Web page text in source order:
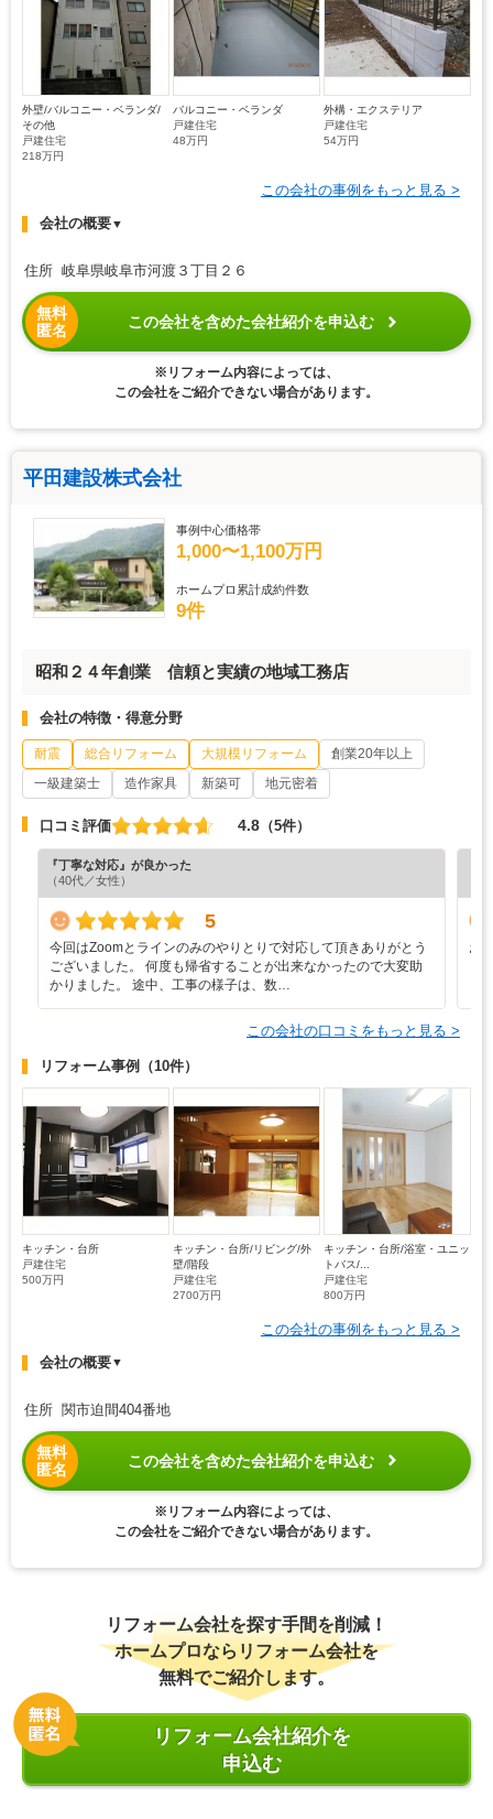
外壁/バルコニー・ベランダ/
その他
戸建住宅
218万円
バルコニー・ベランダ
戸建住宅
48万円
外構・エクステリア
戸建住宅
54万円
この会社の事例をもっと見る >
会社の概要▼
住所 岐阜県岐阜市河渡３丁目２６
無料
匿名
この会社を含めた会社紹介を申込む
※リフォーム内容によっては、
この会社をご紹介できない場合があります。
平田建設株式会社
事例中心価格帯
1,000〜1,100万円
ホームプロ累計成約件数
9件
昭和２４年創業 信頼と実績の地域工務店
会社の特徴・得意分野
耐震 総合リフォーム 大規模リフォーム
創業20年以上
一級建築士
造作家具 新築可 地元密着
口コミ評価 4.8 （5件）
『丁寧な対応』が良かった
（40代／女性）
5
今回はZoomとラインのみのやりとりで対応して頂きありがとう
ございました。 何度も帰省することが出来なかったので大変助
かりました。 途中、工事の様子は、数…
お
この会社の口コミをもっと見る >
リフォーム事例 （10件）
キッチン・台所
戸建住宅
500万円
キッチン・台所/リビング/外
壁/階段
戸建住宅
2700万円
キッチン・台所/浴室・ユニッ
トバス/...
戸建住宅
800万円
この会社の事例をもっと見る >
会社の概要▼
住所 関市迫間404番地
無料
匿名
この会社を含めた会社紹介を申込む
※リフォーム内容によっては、
この会社をご紹介できない場合があります。
リフォーム会社を探す手間を削減！
ホームプロならリフォーム会社を
無料でご紹介します。
リフォーム会社紹介を
申込む